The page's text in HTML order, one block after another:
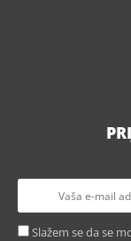
Slažem se da se